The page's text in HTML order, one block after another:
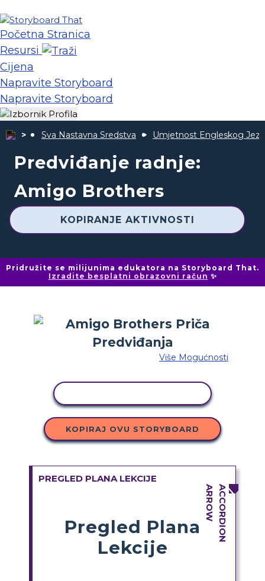
Početna Stranica
Resursi
Cijena
Napravite Storyboard
Napravite Storyboard
Sva Nastavna Sredstva Umjetnost Engleskog
Predviđanje radnje:
Amigo Brothers
KOPIRANJE AKTIVNOSTI
Pridružite se milijunima edukatora na Storyboard That.
Izradite besplatni obrazovni račun ✨
Više Mogućnosti
KOPIRAJ OVU STORYBOARD
PREGLED PLANA LEKCIJE
Pregled Plana
Lekcije